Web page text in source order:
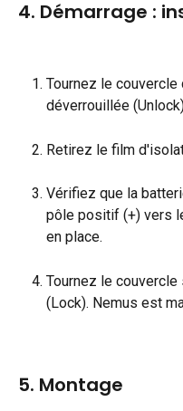
4. Démarrage :
Tournez le
déverrouillée
Retirez le film
Vérifiez que la
pôle positif (+) vers
en place.
Tournez le
(Lock). Nemus est
5. Montage